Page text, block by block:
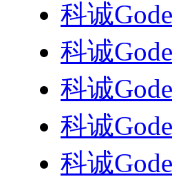
科诚
科诚
科诚
科诚
科诚